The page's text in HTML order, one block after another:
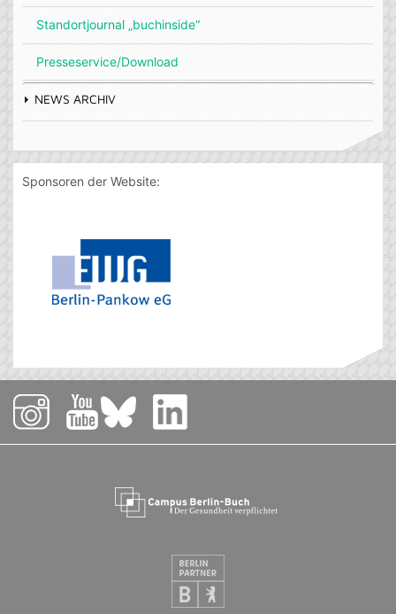
Standortjournal „buchinside“
Presseservice/Download
NEWS ARCHIV
Sponsoren der Website: